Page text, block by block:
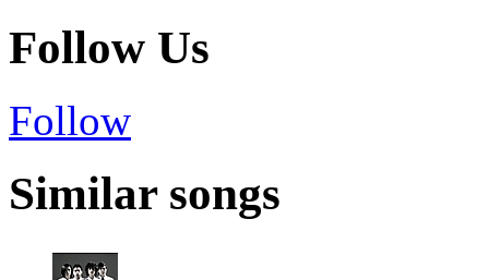
Follow Us
Follow
Similar songs